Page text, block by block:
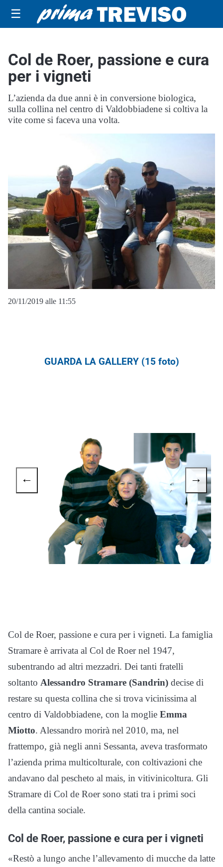
☰
Col de Roer, passione e cura
per i vigneti
L’azienda da due anni è in conversione biologica,
sulla collina nel centro di Valdobbiadene si coltiva la
vite come si faceva una volta.
20/11/2019 alle 11:55
GUARDA LA GALLERY (15 foto)
← →
Col de Roer, passione e cura per i vigneti. La famiglia
Stramare è arrivata al Col de Roer nel 1947,
subentrando ad altri mezzadri. Dei tanti fratelli
soltanto Alessandro Stramare (Sandrin) decise di
restare su questa collina che si trova vicinissima al
centro di Valdobbiadene, con la moglie Emma
Miotto. Alessandro morirà nel 2010, ma, nel
frattempo, già negli anni Sessanta, aveva trasformato
l’azienda prima multicolturale, con coltivazioni che
andavano dal pescheto al mais, in vitivinicoltura. Gli
Stramare di Col de Roer sono stati tra i primi soci
della cantina sociale.
Col de Roer, passione e cura per i vigneti
«Restò a lungo anche l’allevamento di mucche da latte